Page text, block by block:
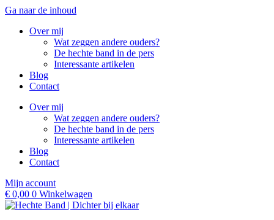
Ga naar de inhoud
Over mij
Wat zeggen andere ouders?
De hechte band in de pers
Interessante artikelen
Blog
Contact
Over mij
Wat zeggen andere ouders?
De hechte band in de pers
Interessante artikelen
Blog
Contact
Mijn account
€ 0,00 0 Winkelwagen